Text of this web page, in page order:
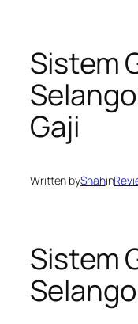
Sistem
Gaji
Written byShahin
Sistem